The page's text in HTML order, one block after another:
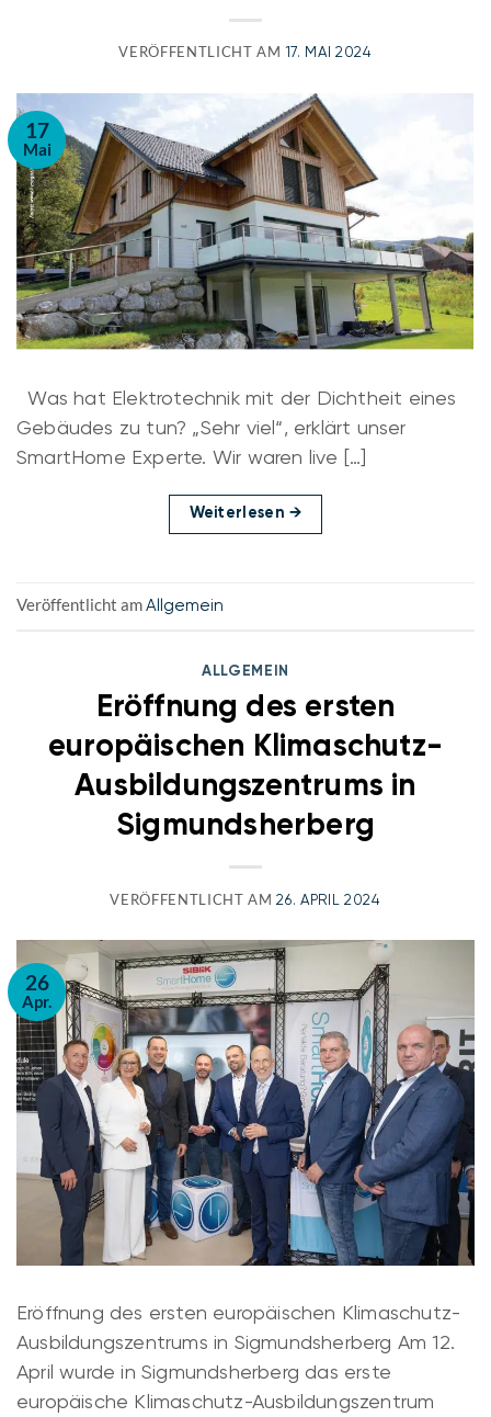
VERÖFFENTLICHT AM17. MAI 2024
17
Mai
Was hat Elektrotechnik mit der Dichtheit eines
Gebäudes zu tun? „Sehr viel“, erklärt unser
SmartHome Experte. Wir waren live […]
Weiterlesen→
Veröffentlicht amAllgemein
ALLGEMEIN
Eröffnung des ersten
europäischen Klimaschutz-
Ausbildungszentrums in
Sigmundsherberg
VERÖFFENTLICHT AM26. APRIL 2024
26
Apr.
Eröffnung des ersten europäischen Klimaschutz-
Ausbildungszentrums in Sigmundsherberg Am 12.
April wurde in Sigmundsherberg das erste
europäische Klimaschutz-Ausbildungszentrum